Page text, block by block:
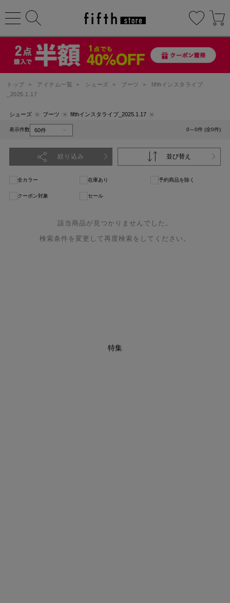
トップ > アイテム一覧 > シューズ > ブーツ >
fifthインスタライブ
_2025.1.17
シューズ ブーツ fifthインスタライブ_2025.1.17
表示件数 0～0件 (全0件)
絞り込み 並び替え
全カラー 在庫あり 予約商品を除く
クーポン対象 セール
該当商品が見つかりませんでした。
検索条件を変更して再度検索をしてください。
特集